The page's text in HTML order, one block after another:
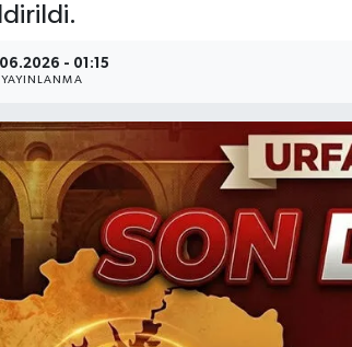
- 01:15
YAYINLANMA